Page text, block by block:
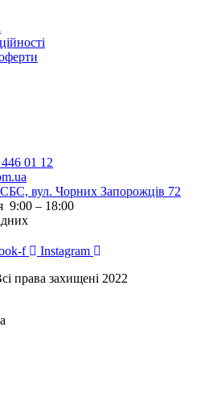
01 12
вул. Чорних Запорожців 72
9:00 – 18:00
f
Instagram
права захищені 2022